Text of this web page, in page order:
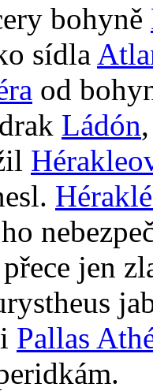
bohyně
sídla
od
Ládón
přece jen
Pallas